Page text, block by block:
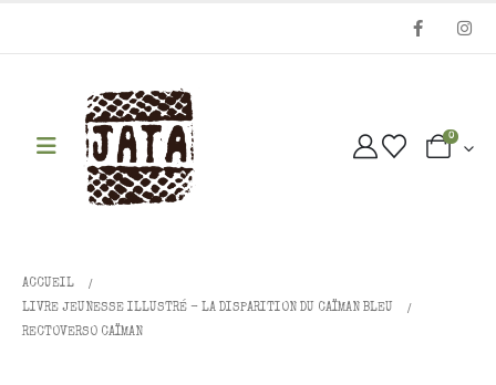
0
ACCUEIL
LIVRE JEUNESSE ILLUSTRÉ - LA DISPARITION DU CAÏMAN BLEU
RECTOVERSO CAÏMAN